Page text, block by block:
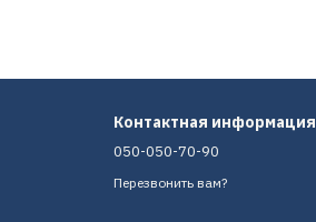
Контактная информация
050-050-70-90
Перезвонить вам?